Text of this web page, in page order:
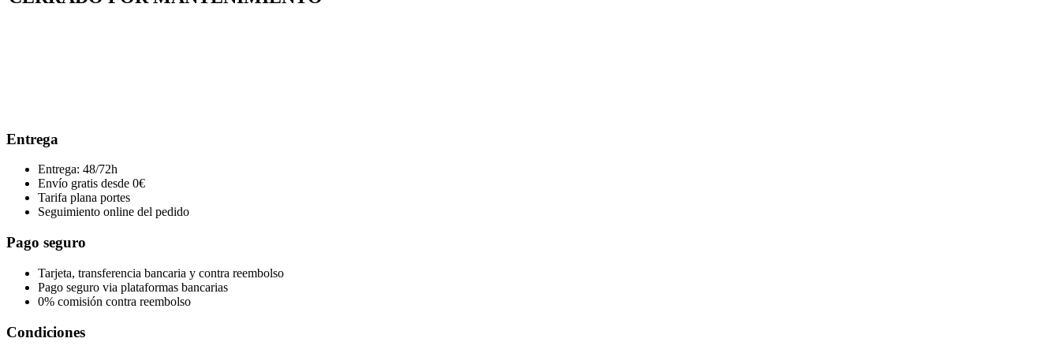
Entrega
Entrega: 48/72h
Envío gratis desde 0€
Tarifa plana portes
Seguimiento online del pedido
Pago seguro
Tarjeta, transferencia bancaria y contra reembolso
Pago seguro via plataformas bancarias
0% comisión contra reembolso
Condiciones